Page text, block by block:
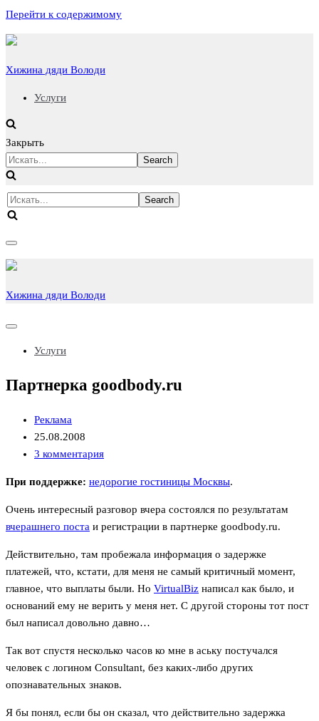
Перейти к содержимому
Хижина дяди Володи
Услуги
Закрыть
Искать...
Искать...
Показать/
Скрыть
навигацию
Хижина дяди Володи
Показать/
навигацию
Услуги
Партнерка goodbody.ru
Реклама
25.08.2008
3 комментария
При поддержке: недорогие гостиницы Москвы.
Очень интересный разговор вчера состоялся по результатам
вчерашнего поста и регистрации в партнерке goodbody.ru.
Действительно, там пробежала информация о задержке
платежей, что, кстати, для меня не самый критичный момент,
главное, что выплаты были. Но VirtualBiz написал как было, и
оснований ему не верить у меня нет. С другой стороны тот пост
был написал довольно давно…
Так вот спустя несколько часов ко мне в аську постучался
человек с логином Consultant, без каких-либо других
опознавательных знаков.
Я бы понял, если бы он сказал, что действительно задержка